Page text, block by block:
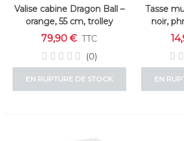
Valise cabine Dragon Ball –
orange, 55 cm, trolley
adulte
79,90 € TTC
(0)
EN RUPTURE DE STOCK
Tasse
noir,
EN